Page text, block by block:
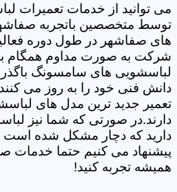
می توانید از خدمات تعمیرات
توسط متخصصین باتجربه
های صفاشهر در طول دوره
شرکت به صورت مداوم همگام
لباسشویی های سامسونگ
دانش فنی خود را به روز می
تعمیر جدید ترین مدل های
دارند.در صورتی که شما نیز
دارید که دچار مشکل شده است و
پیشنهاد می کنیم حتما خدمات
همیشه تجربه کنید!